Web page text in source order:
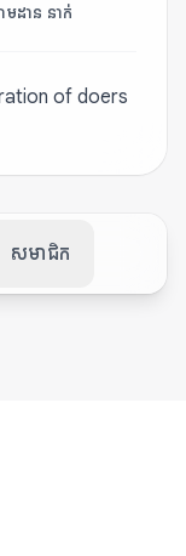
មដាន នាក់
of doers
សមាជិក